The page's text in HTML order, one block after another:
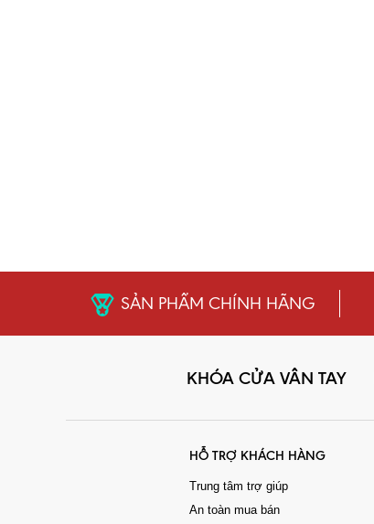
SẢN PHẨM CHÍNH HÃNG
KHÓA CỬA VÂN TAY
HỖ TRỢ KHÁCH HÀNG
Trung tâm trợ giúp
An toàn mua bán